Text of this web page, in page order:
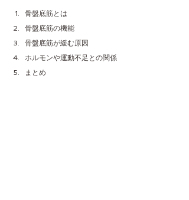
骨盤底筋とは
骨盤底筋の機能
骨盤底筋が緩む原因
ホルモンや運動不足との関係
まとめ